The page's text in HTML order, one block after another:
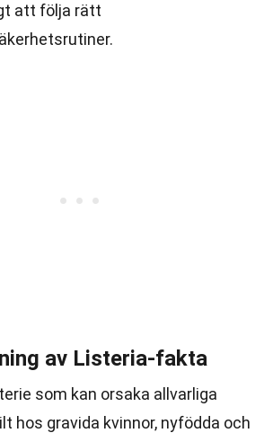
att följa rätt
av Listeria-fakta
som kan orsaka allvarliga
hos gravida kvinnor, nyfödda och